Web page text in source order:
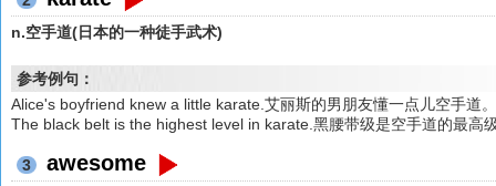
n.空手道(日本的一种徒手武术)
参考例句：
Alice's boyfriend knew a little karate.艾丽斯的男朋友懂一点儿空手道
The black belt is the highest level in karate.黑腰带级是空手道的最高
3 awesome